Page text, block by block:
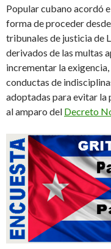
Popular cubano acordó
forma de proceder
tribunales de justicia de
derivados de las multas
incrementar la
conductas de
adoptadas para evitar la
al amparo del Decreto